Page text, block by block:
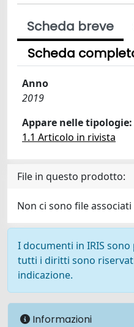
Scheda breve
Scheda
Anno
2019
Appare nelle tipologie:
1.1 Articolo in rivista
File in questo prodotto:
Non ci sono file
I documenti in IRIS
tutti i diritti sono
indicazione.
Informazioni